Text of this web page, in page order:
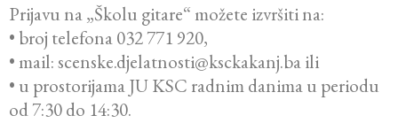
Prijavu na „Školu gitare“ možete izvršiti na:
• broj telefona 032 771 920,
• mail: scenske.djelatnosti@ksckakanj.ba ili
• u prostorijama JU KSC radnim danima u periodu
od 7:30 do 14:30.